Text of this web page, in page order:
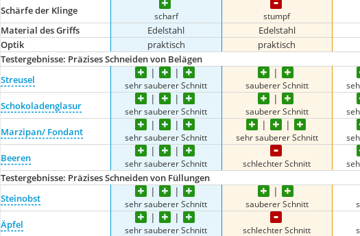
Schärfe der Klinge
scharf stumpf
Material des Griffs Edelstahl Edelstahl
Optik
praktisch praktisch
Testergebnisse: Präzises Schneiden von Belägen
Streusel
sehr sauberer Schnitt sauberer Schnitt
Schokoladenglasur sehr sauberer Schnitt sauberer Schnitt
Marzipan/ Fondant sehr sauberer Schnitt sehr sauberer Schnitt
Beeren sehr sauberer Schnitt schlechter Schnitt
Testergebnisse: Präzises Schneiden von Füllungen
Steinobst
sehr sauberer Schnitt sauberer Schnitt
Äpfel sehr sauberer Schnitt schlechter Schnitt